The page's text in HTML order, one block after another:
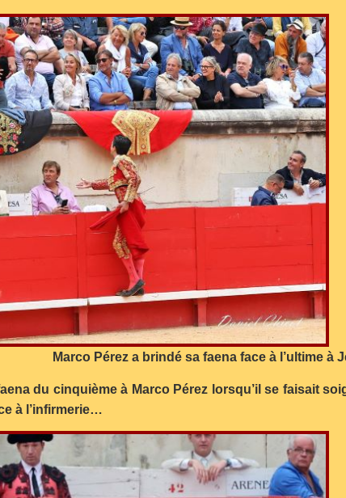
Marco Pérez a brindé sa faena face à l’ultime à
du cinquième à Marco Pérez lorsqu’il se faisait
à l’infirmerie…